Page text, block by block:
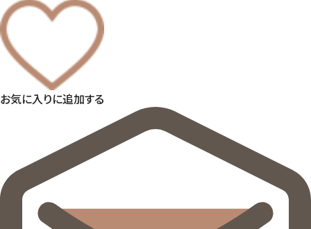
お気に入りに追加する